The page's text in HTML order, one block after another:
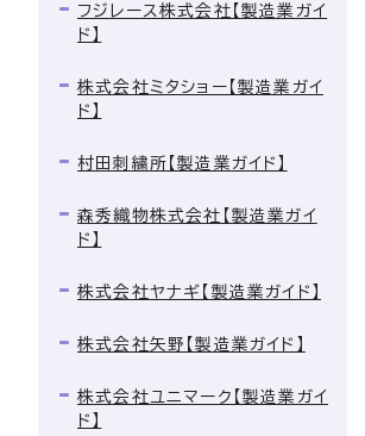
フジレース株式会社【製造業ガイ
ド】
株式会社ミタショー【製造業ガイ
ド】
村田刺繍所【製造業ガイド】
森秀織物株式会社【製造業ガイ
ド】
株式会社ヤナギ【製造業ガイド】
株式会社矢野【製造業ガイド】
株式会社ユニマーク【製造業ガイ
ド】